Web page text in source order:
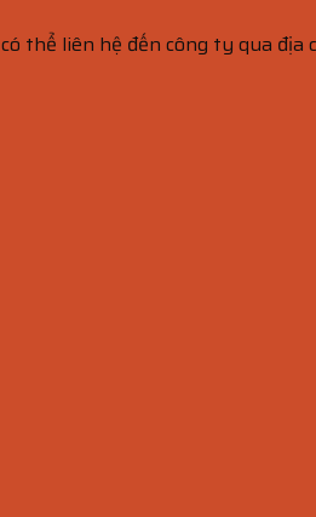
thể liên hệ đến công ty qua địa